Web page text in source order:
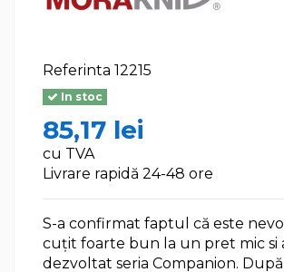
Referinta 12215
In stoc
85,17 lei
cu TVA
Livrare rapidă 24-48 ore
S-a confirmat faptul că este
cuţit foarte bun la un pret mic si
dezvoltat seria Companion.